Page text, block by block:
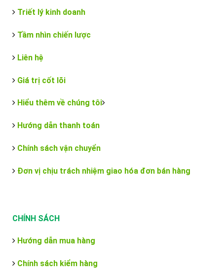
Triết lý kinh doanh
Tầm nhìn chiến lược
Liên hệ
Giá trị cốt lõi
Hiểu thêm về chúng tôi
Hướng dẫn thanh toán
Chính sách vận chuyển
Đơn vị chịu trách nhiệm giao hóa đơn bán hàng
CHÍNH SÁCH
Hướng dẫn mua hàng
Chính sách kiểm hàng